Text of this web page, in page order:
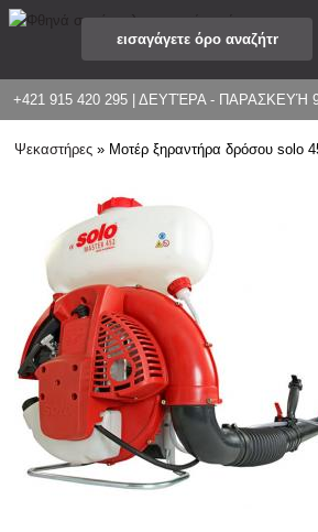
+421 915 420 295 | ΔΕΥΤΈΡΑ - ΠΑΡΑΣΚΕΥΉ
Ψεκαστήρες » Μοτέρ ξηραντήρα δρόσου solo